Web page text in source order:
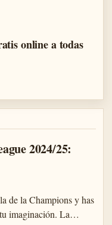
online a todas
2024/25:
de la Champions y has
imaginación. La…